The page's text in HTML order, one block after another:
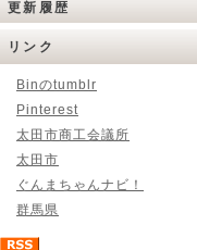
更新履歴
リンク
Binのtumblr
Pinterest
太田市商工会議所
太田市
ぐんまちゃんナビ！
群馬県